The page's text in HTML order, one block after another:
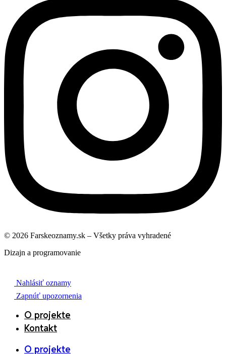
© 2026 Farskeoznamy.sk – Všetky práva vyhradené
Dizajn a programovanie
Nahlásiť oznamy
Zapnúť upozornenia
O projekte
Kontakt
O projekte